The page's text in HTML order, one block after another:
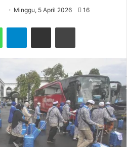
Minggu, 5 April 2026 16
Telegram